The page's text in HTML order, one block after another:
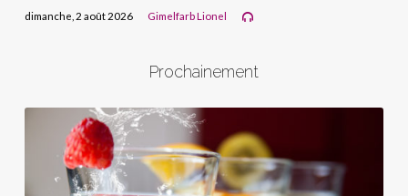
dimanche, 2 août 2026 Gimelfarb Lionel
Prochainement